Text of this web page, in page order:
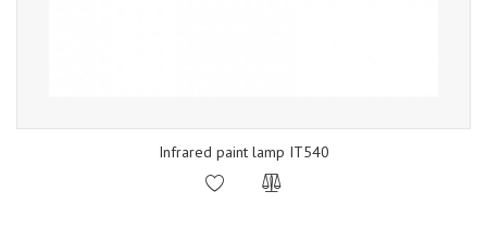
Infrared paint lamp IT540